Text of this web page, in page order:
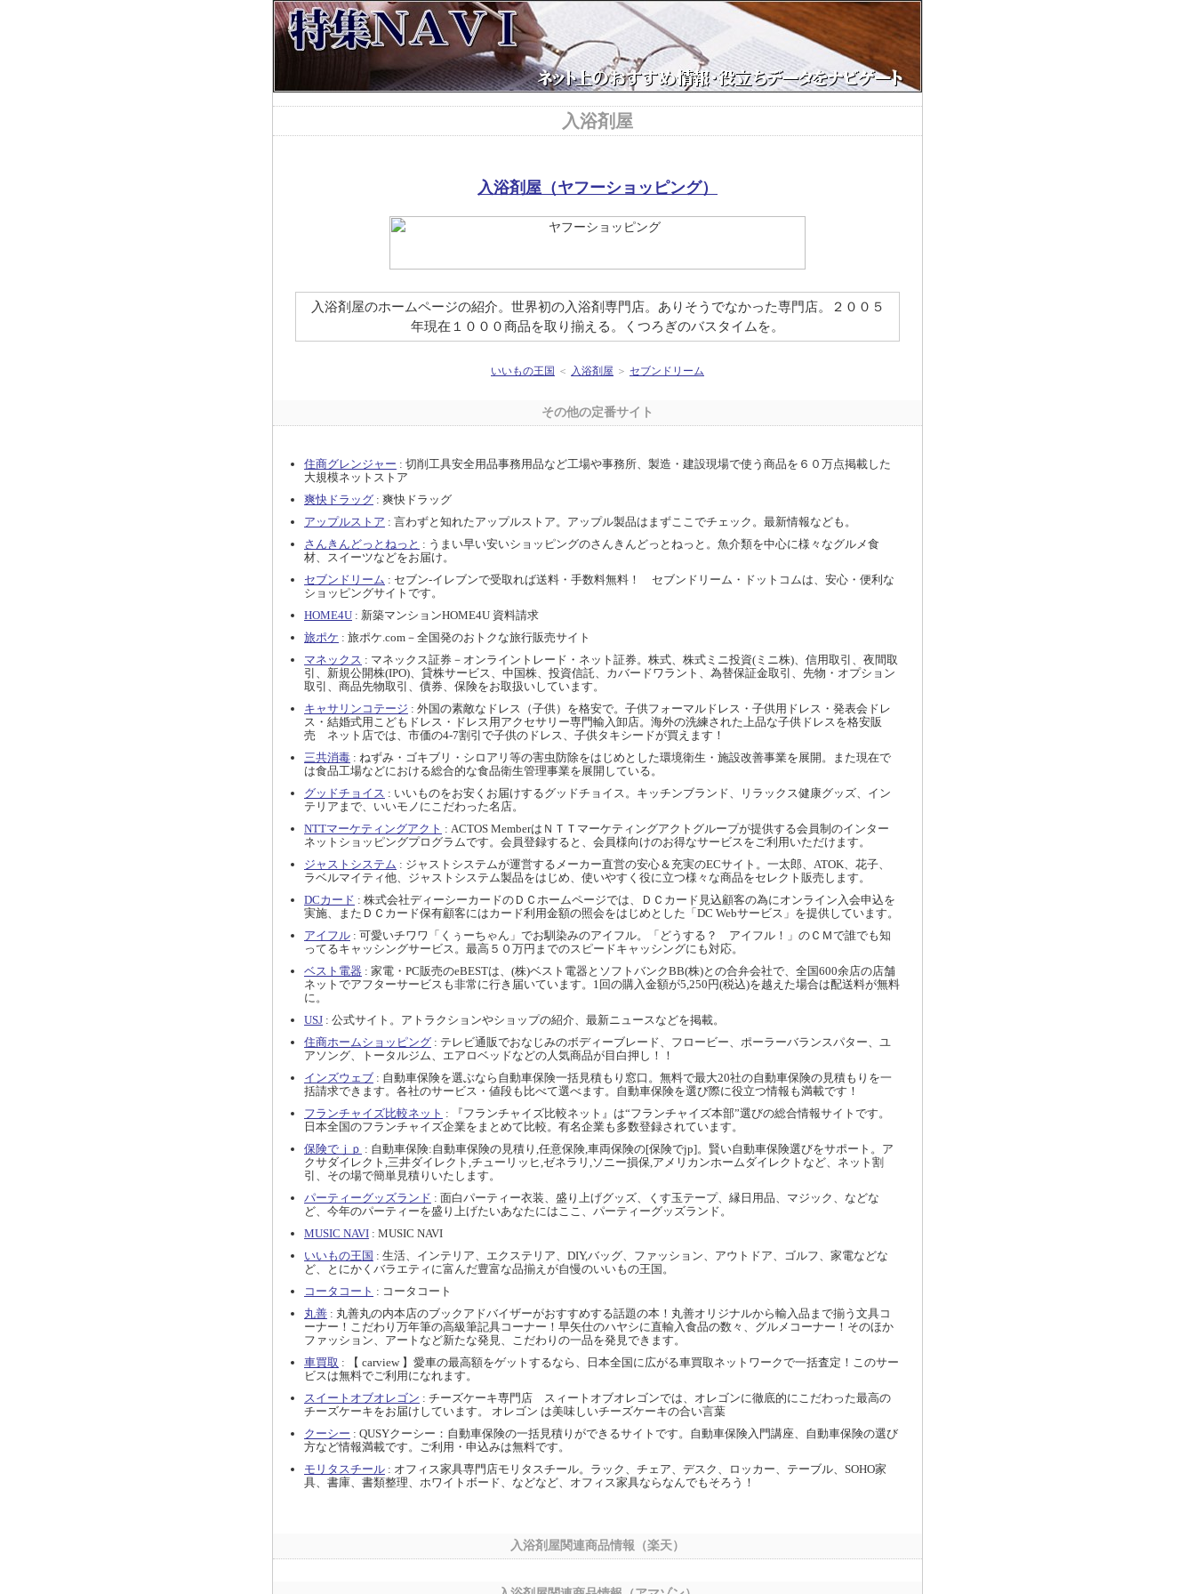
入浴剤屋
入浴剤屋（ヤフーショッピング）
入浴剤屋のホームページの紹介。世界初の入浴剤専門店。ありそうでなかった専門店。２００５
年現在１０００商品を取り揃える。くつろぎのバスタイムを。
いいもの王国 ＜ 入浴剤屋 ＞ セブンドリーム
その他の定番サイト
住商グレンジャー : 切削工具安全用品事務用品など工場や事務所、製造・建設現場で使う商品を６０万点掲載した
大規模ネットストア
爽快ドラッグ : 爽快ドラッグ
アップルストア : 言わずと知れたアップルストア。アップル製品はまずここでチェック。最新情報なども。
さんきんどっとねっと : うまい早い安いショッピングのさんきんどっとねっと。魚介類を中心に様々なグルメ食
材、スイーツなどをお届け。
セブンドリーム : セブン-イレブンで受取れば送料・手数料無料！ セブンドリーム・ドットコムは、安心・便利な
ショッピングサイトです。
HOME4U : 新築マンションHOME4U 資料請求
旅ポケ : 旅ポケ.com－全国発のおトクな旅行販売サイト
マネックス : マネックス証券－オンライントレード・ネット証券。株式、株式ミニ投資(ミニ株)、信用取引、夜間取
引、新規公開株(IPO)、貸株サービス、中国株、投資信託、カバードワラント、為替保証金取引、先物・オプション
取引、商品先物取引、債券、保険をお取扱いしています。
キャサリンコテージ : 外国の素敵なドレス（子供）を格安で。子供フォーマルドレス・子供用ドレス・発表会ドレ
ス・結婚式用こどもドレス・ドレス用アクセサリー専門輸入卸店。海外の洗練された上品な子供ドレスを格安販
売 ネット店では、市価の4-7割引で子供のドレス、子供タキシードが買えます！
三共消毒 : ねずみ・ゴキブリ・シロアリ等の害虫防除をはじめとした環境衛生・施設改善事業を展開。また現在で
は食品工場などにおける総合的な食品衛生管理事業を展開している。
グッドチョイス : いいものをお安くお届けするグッドチョイス。キッチンブランド、リラックス健康グッズ、イン
テリアまで、いいモノにこだわった名店。
NTTマーケティングアクト : ACTOS MemberはＮＴＴマーケティングアクトグループが提供する会員制のインター
ネットショッピングプログラムです。会員登録すると、会員様向けのお得なサービスをご利用いただけます。
ジャストシステム : ジャストシステムが運営するメーカー直営の安心＆充実のECサイト。一太郎、ATOK、花子、
ラベルマイティ他、ジャストシステム製品をはじめ、使いやすく役に立つ様々な商品をセレクト販売します。
DCカード : 株式会社ディーシーカードのＤＣホームページでは、ＤＣカード見込顧客の為にオンライン入会申込を
実施、またＤＣカード保有顧客にはカード利用金額の照会をはじめとした「DC Webサービス」を提供しています。
アイフル : 可愛いチワワ「くぅーちゃん」でお馴染みのアイフル。「どうする？ アイフル！」のＣＭで誰でも知
ってるキャッシングサービス。最高５０万円までのスピードキャッシングにも対応。
ベスト電器 : 家電・PC販売のeBESTは、(株)ベスト電器とソフトバンクBB(株)との合弁会社で、全国600余店の店舗
ネットでアフターサービスも非常に行き届いています。1回の購入金額が5,250円(税込)を越えた場合は配送料が無料
に。
USJ : 公式サイト。アトラクションやショップの紹介、最新ニュースなどを掲載。
住商ホームショッピング : テレビ通販でおなじみのボディーブレード、フロービー、ポーラーバランスパター、ユ
アソング、トータルジム、エアロベッドなどの人気商品が目白押し！！
インズウェブ : 自動車保険を選ぶなら自動車保険一括見積もり窓口。無料で最大20社の自動車保険の見積もりを一
括請求できます。各社のサービス・値段も比べて選べます。自動車保険を選び際に役立つ情報も満載です！
フランチャイズ比較ネット : 『フランチャイズ比較ネット』は“フランチャイズ本部”選びの総合情報サイトです。
日本全国のフランチャイズ企業をまとめて比較。有名企業も多数登録されています。
保険でｊｐ : 自動車保険:自動車保険の見積り,任意保険,車両保険の[保険でjp]。賢い自動車保険選びをサポート。ア
クサダイレクト,三井ダイレクト,チューリッヒ,ゼネラリ,ソニー損保,アメリカンホームダイレクトなど、ネット割
引、その場で簡単見積りいたします。
パーティーグッズランド : 面白パーティー衣装、盛り上げグッズ、くす玉テープ、縁日用品、マジック、などな
ど、今年のパーティーを盛り上げたいあなたにはここ、パーティーグッズランド。
MUSIC NAVI : MUSIC NAVI
いいもの王国 : 生活、インテリア、エクステリア、DIY,バッグ、ファッション、アウトドア、ゴルフ、家電などな
ど、とにかくバラエティに富んだ豊富な品揃えが自慢のいいもの王国。
コータコート : コータコート
丸善 : 丸善丸の内本店のブックアドバイザーがおすすめする話題の本！丸善オリジナルから輸入品まで揃う文具コ
ーナー！こだわり万年筆の高級筆記具コーナー！早矢仕のハヤシに直輸入食品の数々、グルメコーナー！そのほか
ファッション、アートなど新たな発見、こだわりの一品を発見できます。
車買取 : 【 carview 】愛車の最高額をゲットするなら、日本全国に広がる車買取ネットワークで一括査定！このサー
ビスは無料でご利用になれます。
スイートオブオレゴン : チーズケーキ専門店 スィートオブオレゴンでは、オレゴンに徹底的にこだわった最高の
チーズケーキをお届けしています。 オレゴン は美味しいチーズケーキの合い言葉
クーシー : QUSYクーシー：自動車保険の一括見積りができるサイトです。自動車保険入門講座、自動車保険の選び
方など情報満載です。ご利用・申込みは無料です。
モリタスチール : オフィス家具専門店モリタスチール。ラック、チェア、デスク、ロッカー、テーブル、SOHO家
具、書庫、書類整理、ホワイトボード、などなど、オフィス家具ならなんでもそろう！
入浴剤屋関連商品情報（楽天）